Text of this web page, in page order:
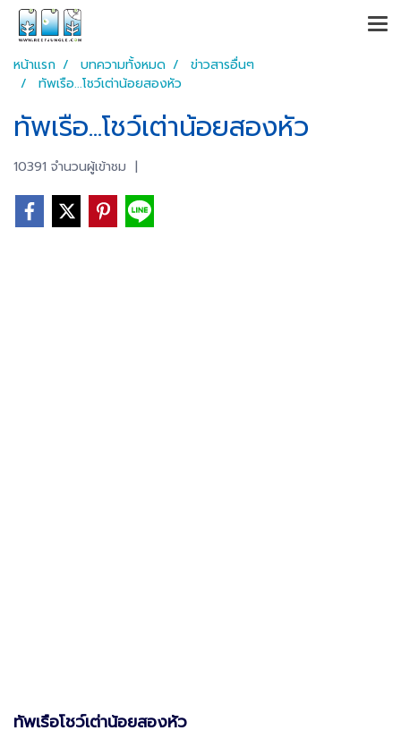
หน้าแรก บทความทั้งหมด
ข่าวสารอื่นๆ
ทัพเรือ...โชว์เต่าน้อยสองหัว
ทัพเรือ...โชว์เต่าน้อยสองหัว
10391 จำนวนผู้เข้าชม |
ทัพเรือโชว์เต่าน้อยสองหัว